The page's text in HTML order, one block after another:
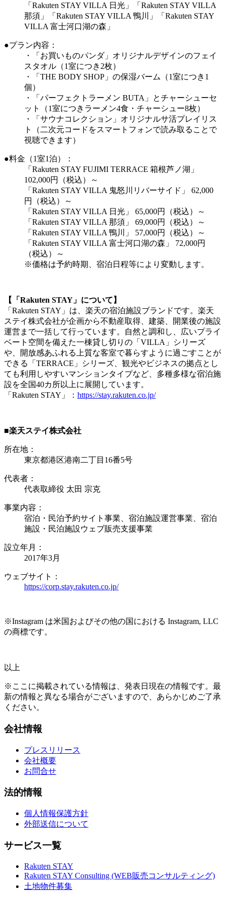
「Rakuten STAY VILLA 日光」「Rakuten STAY VILLA
那須」「Rakuten STAY VILLA 鴨川」「Rakuten STAY
VILLA 富士河口湖の森」
●プラン内容：
・「お買いものパンダ」オリジナルデザインのフェイ
スタオル（1室につき2枚）
・「THE BODY SHOP」の保湿バーム（1室につき1
個）
・「パーフェクトラーメン BUTA」とチャーシューセ
ット（1室につきラーメン4食・チャーシュー8枚）
・「サウナコレクション」オリジナルサ活プレイリス
ト（二次元コードをスマートフォンで読み取ることで
視聴できます）
●料金（1室1泊）：
「Rakuten STAY FUJIMI TERRACE 箱根芦ノ湖」
102,000円（税込）～
「Rakuten STAY VILLA 鬼怒川リバーサイド」 62,000
円（税込）～
「Rakuten STAY VILLA 日光」 65,000円（税込）～
「Rakuten STAY VILLA 那須」 69,000円（税込）～
「Rakuten STAY VILLA 鴨川」 57,000円（税込）～
「Rakuten STAY VILLA 富士河口湖の森」 72,000円
（税込）～
※価格は予約時期、宿泊日程等により変動します。
【「Rakuten STAY」について】
「Rakuten STAY」は、楽天の宿泊施設ブランドです。楽天
ステイ株式会社が企画から不動産取得、建築、開業後の施設
運営まで一括して行っています。自然と調和し、広いプライ
ベート空間を備えた一棟貸し切りの「VILLA」シリーズ
や、開放感あふれる上質な客室で暮らすように過ごすことが
できる「TERRACE」シリーズ、観光やビジネスの拠点とし
ても利用しやすいマンションタイプなど、多種多様な宿泊施
設を全国40カ所以上に展開しています。
「Rakuten STAY」： https://stay.rakuten.co.jp/
■楽天ステイ株式会社
所在地：
東京都港区港南二丁目16番5号
代表者：
代表取締役 太田 宗克
事業内容：
宿泊・民泊予約サイト事業、宿泊施設運営事業、宿泊
施設・民泊施設ウェブ販売支援事業
設立年月：
2017年3月
ウェブサイト：
https://corp.stay.rakuten.co.jp/
※Instagram は米国およびその他の国における Instagram, LLC
の商標です。
以上
※ここに掲載されている情報は、発表日現在の情報です。最
新の情報と異なる場合がございますので、あらかじめご了承
ください。
会社情報
プレスリリース
会社概要
お問合せ
法的情報
個人情報保護方針
外部送信について
サービス一覧
Rakuten STAY
Rakuten STAY Consulting (WEB販売コンサルティング)
土地物件募集